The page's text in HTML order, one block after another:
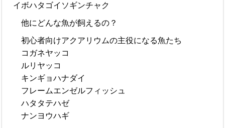
イボハタゴイソギンチャク
他にどんな魚が飼えるの？
初心者向けアクアリウムの主役になる魚たち
コガネヤッコ
ルリヤッコ
キンギョハナダイ
フレームエンゼルフィッシュ
ハタタテハゼ
ナンヨウハギ